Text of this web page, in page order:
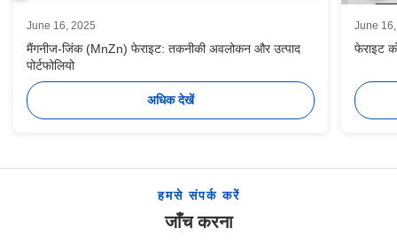
June 16, 2025
मैंगनीज-जिंक (MnZn) फेराइट: तकनीकी अवलोकन और उत्पाद
पोर्टफोलियो
अधिक देखें
June
फेराइट
हमसे संपर्क करें
जाँच करना